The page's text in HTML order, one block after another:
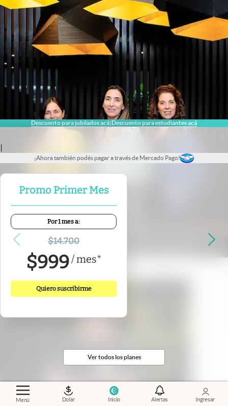
Menú Dolar Inicio Alertas Ingresar
Descuento para jubilados acá|Descuento para estudiantes acá
|
¡Ahora también podés pagar a través de Mercado Pago!
Promo Primer Mes
Por 1 mes a:
$14.700
$999/mes*
Quiero suscribirme
Ver todos los planes
"Donde nacen las estrellas"
conectar: cómo es Nébula, la comunidad que
apuesta por el nuevo liderazgo femenino